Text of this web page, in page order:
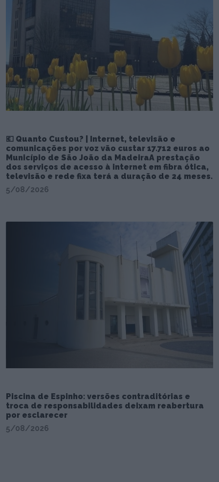
💶 Quanto Custou? | Internet, televisão e
comunicações por voz vão custar 17.712 euros ao
Município de São João da MadeiraA prestação
dos serviços de acesso à internet em fibra ótica,
televisão e rede fixa terá a duração de 24 meses.
5/08/2026
Piscina de Espinho: versões contraditórias e
troca de responsabilidades deixam reabertura
por esclarecer
5/08/2026